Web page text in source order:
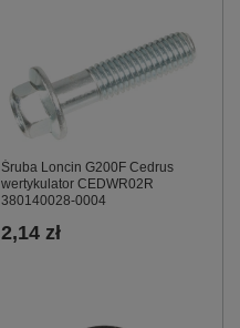
Śruba Loncin G200F Cedrus
wertykulator CEDWR02R
380140028-0004
2,14 zł